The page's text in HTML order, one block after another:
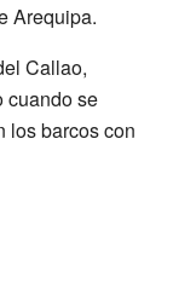
Arequipa.
Callao,
cuando se
los barcos con